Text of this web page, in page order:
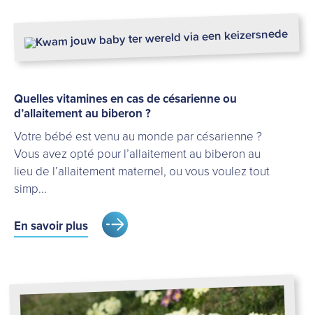
Quelles vitamines en cas de césarienne ou
d’allaitement au biberon ?
Votre bébé est venu au monde par césarienne ?
Vous avez opté pour l’allaitement au biberon au
lieu de l’allaitement maternel, ou vous voulez tout
simp...
En savoir plus